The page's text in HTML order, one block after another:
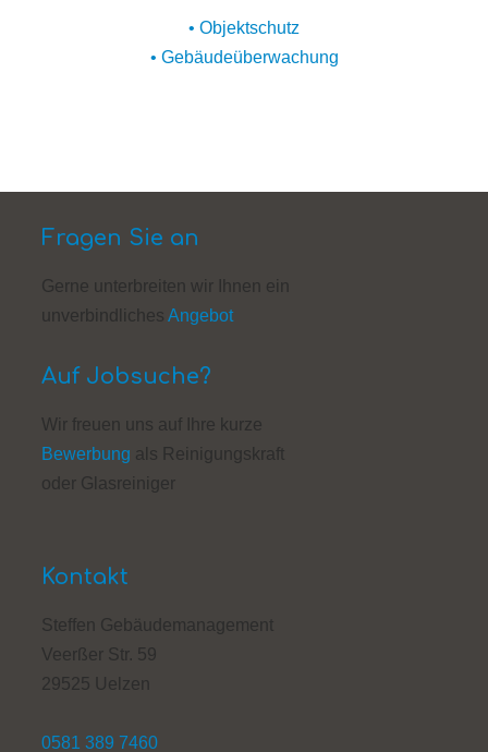
• Objektschutz
• Gebäudeüberwachung
Fragen Sie an
Gerne unterbreiten wir Ihnen ein
unverbindliches Angebot
Auf Jobsuche?
Wir freuen uns auf Ihre kurze
Bewerbung als Reinigungskraft
oder Glasreiniger
Kontakt
Steffen Gebäudemanagement
Veerßer Str. 59
29525 Uelzen
0581 389 7460